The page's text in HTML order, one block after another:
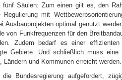
fünf Säulen: Zum einen gilt es, den
Regulierung mit
Ausbauprojekten optimal genutzt
von Funkfrequenzen für den
Zudem bedarf es einer
Gebiete. Und schließlich muss eine
und Kommunen erreicht werden.
Bundesregierung aufgefordert,